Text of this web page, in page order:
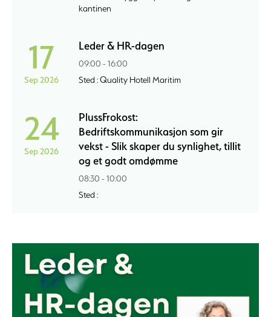
kantinen
17
Sep 2026
Leder & HR-dagen
09:00 - 16:00
Sted : Quality Hotell Maritim
24
Sep 2026
PlussFrokost:
Bedriftskommunikasjon som gir
vekst - Slik skaper du synlighet, tillit
og et godt omdømme
08:30 - 10:00
Sted :